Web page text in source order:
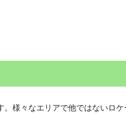
様々なエリアで他ではないロケ